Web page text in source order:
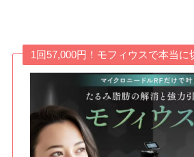
1回57,000円！モフィウスで本当に